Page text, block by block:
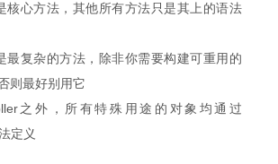
核心方法，其他所有方法只是其上的语法
最复杂的方法，除非你需要构建可重用的
则最好别用它
之外，所有特殊用途的对象均通过
定义